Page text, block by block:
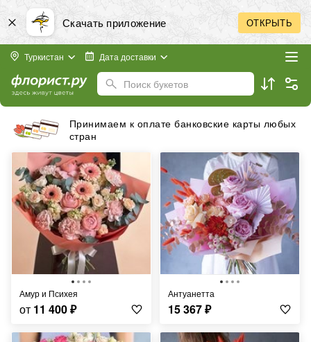
Скачать приложение ОТКРЫТЬ
Туркистан Дата доставки
Поиск букетов
Принимаем к оплате банковские карты любых
стран
Амур и Психея
от 11 400₽
Антуанетта
15 367₽